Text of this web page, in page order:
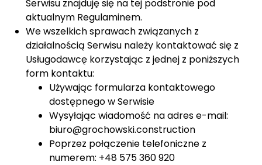
Serwisu znajduję się na tej podstronie pod
aktualnym Regulaminem.
We wszelkich sprawach związanych z
działalnością Serwisu należy kontaktować się z
Usługodawcę korzystając z jednej z poniższych
form kontaktu:
Używając formularza kontaktowego
dostępnego w Serwisie
Wysyłając wiadomość na adres e-mail:
biuro@grochowski.construction
Poprzez połączenie telefoniczne z
numerem: +48 575 360 920